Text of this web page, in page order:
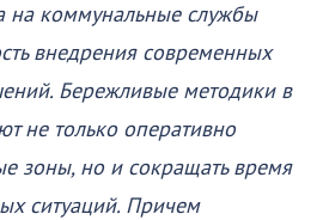
на коммунальные службы
внедрения современных
Бережливые методики в
не только оперативно
зоны, но и сокращать время
ситуаций. Причем